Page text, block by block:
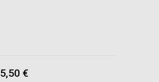
5,50 €